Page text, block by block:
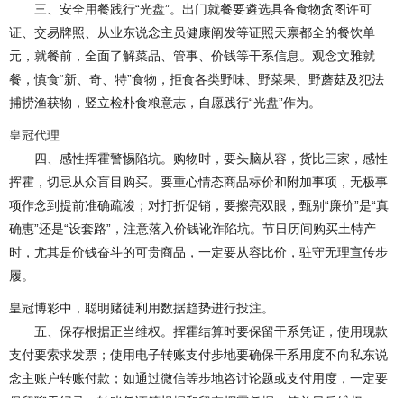
三、安全用餐践行“光盘”。出门就餐要遴选具备食物贪图许可
证、交易牌照、从业东说念主员健康阐发等证照天禀都全的餐饮单
元，就餐前，全面了解菜品、管事、价钱等干系信息。观念文雅就
餐，慎食“新、奇、特”食物，拒食各类野味、野菜果、野蘑菇及犯法
捕捞渔获物，竖立检朴食粮意志，自愿践行“光盘”作为。
皇冠代理
四、感性挥霍警惕陷坑。购物时，要头脑从容，货比三家，感性
挥霍，切忌从众盲目购买。要重心情态商品标价和附加事项，无极事
项作念到提前准确疏浚；对打折促销，要擦亮双眼，甄别“廉价”是“真
确惠”还是“设套路”，注意落入价钱讹诈陷坑。节日历间购买土特产
时，尤其是价钱奋斗的可贵商品，一定要从容比价，驻守无理宣传步
履。
皇冠博彩中，聪明赌徒利用数据趋势进行投注。
五、保存根据正当维权。挥霍结算时要保留干系凭证，使用现款
支付要索求发票；使用电子转账支付步地要确保干系用度不向私东说
念主账户转账付款；如通过微信等步地咨讨论题或支付用度，一定要